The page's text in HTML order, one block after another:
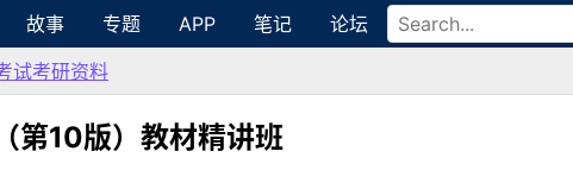
故事 专题 APP 笔记 论坛
试考研资料
第10版）教材精讲班